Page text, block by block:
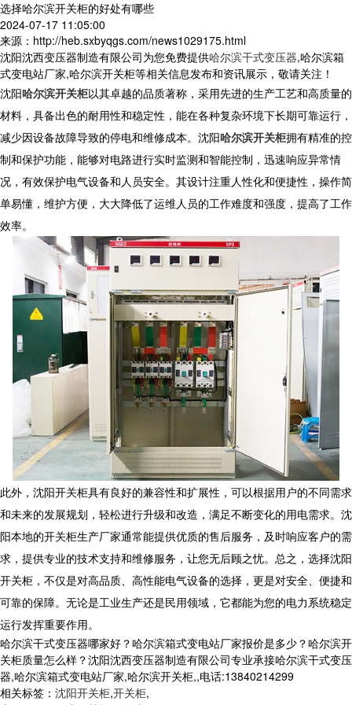
选择哈尔滨开关柜的好处有哪些
2024-07-17 11:05:00
来源：http://heb.sxbyqgs.com/news1029175.html
沈阳沈西变压器制造有限公司为您免费提供哈尔滨干式变压器,哈尔滨箱
式变电站厂家,哈尔滨开关柜等相关信息发布和资讯展示，敬请关注！
沈阳哈尔滨开关柜以其卓越的品质著称，采用先进的生产工艺和高质量的
材料，具备出色的耐用性和稳定性，能在各种复杂环境下长期可靠运行，
减少因设备故障导致的停电和维修成本。沈阳哈尔滨开关柜拥有精准的控
制和保护功能，能够对电路进行实时监测和智能控制，迅速响应异常情
况，有效保护电气设备和人员安全。其设计注重人性化和便捷性，操作简
单易懂，维护方便，大大降低了运维人员的工作难度和强度，提高了工作
效率。
此外，沈阳开关柜具有良好的兼容性和扩展性，可以根据用户的不同需求
和未来的发展规划，轻松进行升级和改造，满足不断变化的用电需求。沈
阳本地的开关柜生产厂家通常能提供优质的售后服务，及时响应客户的需
求，提供专业的技术支持和维修服务，让您无后顾之忧。总之，选择沈阳
开关柜，不仅是对高品质、高性能电气设备的选择，更是对安全、便捷和
可靠的保障。无论是工业生产还是民用领域，它都能为您的电力系统稳定
运行发挥重要作用。
哈尔滨干式变压器哪家好？哈尔滨箱式变电站厂家报价是多少？哈尔滨开
关柜质量怎么样？沈阳沈西变压器制造有限公司专业承接哈尔滨干式变压
器,哈尔滨箱式变电站厂家,哈尔滨开关柜,,电话:13840214299
相关标签： 沈阳开关柜,开关柜,